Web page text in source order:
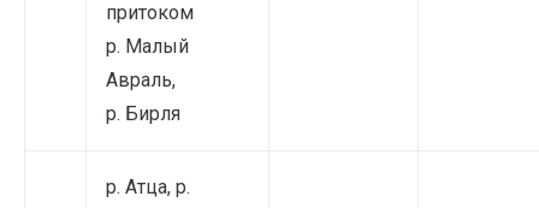
притоком
р. Малый
Авраль,
р. Бирля
р. Атца, р.